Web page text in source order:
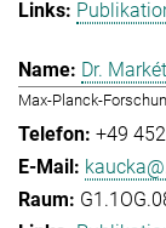
Dr.
Max-Planck-
+49